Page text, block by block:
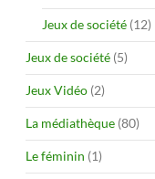
Jeux de société (12)
Jeux de société (5)
Jeux Vidéo (2)
La médiathèque (80)
Le féminin (1)